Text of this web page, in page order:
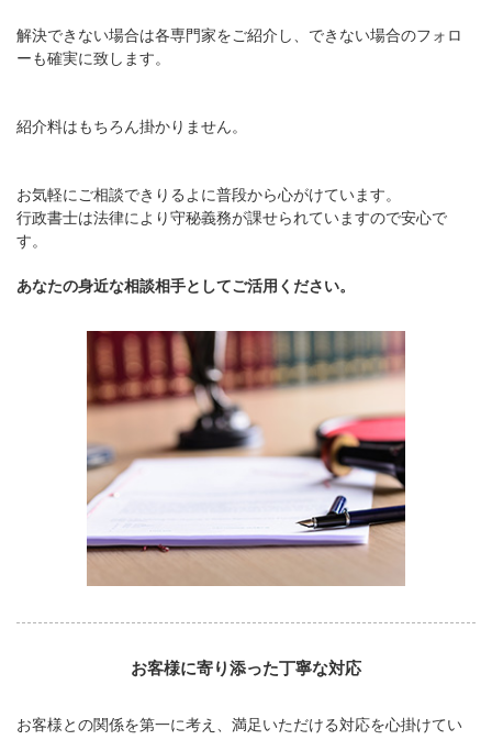
解決できない場合は各専門家をご紹介し、できない場合のフォロ
ーも確実に致します。
紹介料はもちろん掛かりません。
お気軽にご相談できりるよに普段から心がけています。
行政書士は法律により守秘義務が課せられていますので安心で
す。
あなたの身近な相談相手としてご活用ください。
お客様に寄り添った丁寧な対応
お客様との関係を第一に考え、満足いただける対応を心掛けてい